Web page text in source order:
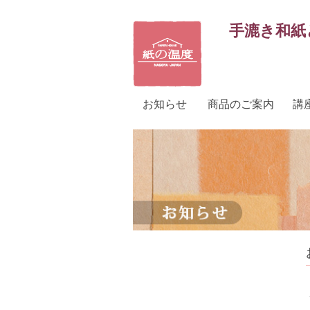
手漉き和
お知らせ 商品のご案内 講